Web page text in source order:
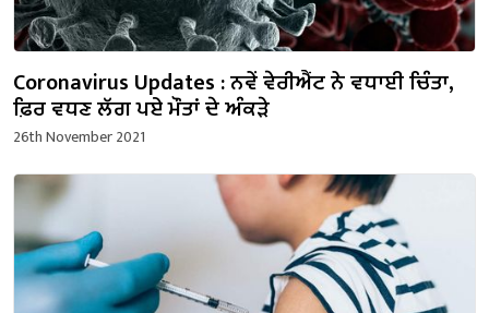
Coronavirus Updates : ਨਵੇਂ ਵੇਰੀਐਂਟ ਨੇ ਵਧਾਈ ਚਿੰਤਾ,
ਫ਼ਿਰ ਵਧਣ ਲੱਗ ਪਏ ਮੌਤਾਂ ਦੇ ਅੰਕੜੇ
26th November 2021